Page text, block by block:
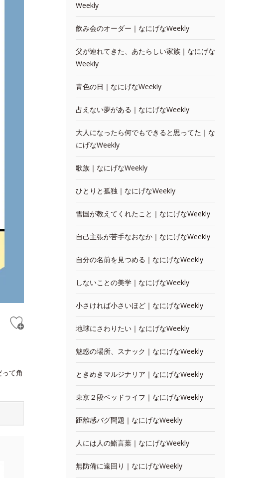
て角
Weekly
飲み会のオーダー｜なにげなWeekly
父が連れてきた、あたらしい家族｜なにげな
Weekly
青色の日｜なにげなWeekly
占えない夢がある｜なにげなWeekly
大人になったら何でもできると思ってた｜な
にげなWeekly
歌族｜なにげなWeekly
ひとりと孤独｜なにげなWeekly
雪国が教えてくれたこと｜なにげなWeekly
自己主張が苦手なおなか｜なにげなWeekly
自分の名前を見つめる｜なにげなWeekly
しないことの美学｜なにげなWeekly
小さければ小さいほど｜なにげなWeekly
地球にさわりたい｜なにげなWeekly
魅惑の場所、スナック｜なにげなWeekly
ときめきマルジナリア｜なにげなWeekly
東京２段ベッドライフ｜なにげなWeekly
距離感バグ問題｜なにげなWeekly
人には人の鮨言葉｜なにげなWeekly
無防備に遠回り｜なにげなWeekly